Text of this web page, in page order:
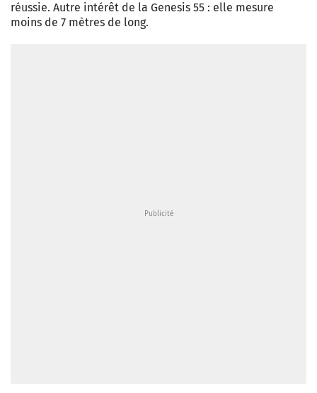
réussie. Autre intérêt de la Genesis 55 : elle mesure
moins de 7 mètres de long.